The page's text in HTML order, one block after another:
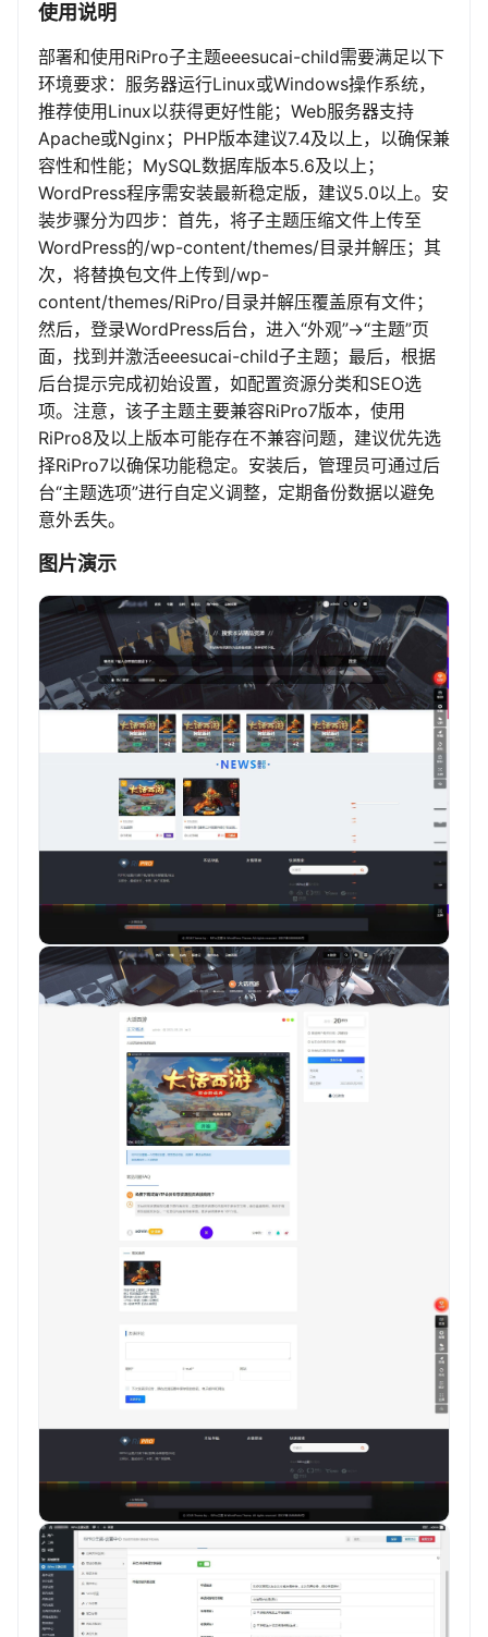
使用说明
部署和使用RiPro子主题eeesucai-child需要满足以下
环境要求：服务器运行Linux或Windows操作系统，
推荐使用Linux以获得更好性能；Web服务器支持
Apache或Nginx；PHP版本建议7.4及以上，以确保兼
容性和性能；MySQL数据库版本5.6及以上；
WordPress程序需安装最新稳定版，建议5.0以上。安
装步骤分为四步：首先，将子主题压缩文件上传至
WordPress的/wp-content/themes/目录并解压；其
次，将替换包文件上传到/wp-
content/themes/RiPro/目录并解压覆盖原有文件；
然后，登录WordPress后台，进入“外观”->“主题”页
面，找到并激活eeesucai-child子主题；最后，根据
后台提示完成初始设置，如配置资源分类和SEO选
项。注意，该子主题主要兼容RiPro7版本，使用
RiPro8及以上版本可能存在不兼容问题，建议优先选
择RiPro7以确保功能稳定。安装后，管理员可通过后
台“主题选项”进行自定义调整，定期备份数据以避免
意外丢失。
图片演示